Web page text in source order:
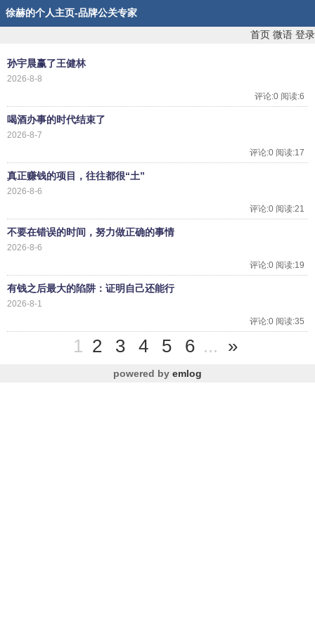
徐赫的个人主页-品牌公关专家
首页 微语 登录
孙宇晨赢了王健林
2026-8-8
评论:0 阅读:6
喝酒办事的时代结束了
2026-8-7
评论:0 阅读:17
真正赚钱的项目，往往都很“土”
2026-8-6
评论:0 阅读:21
不要在错误的时间，努力做正确的事情
2026-8-6
评论:0 阅读:19
有钱之后最大的陷阱：证明自己还能行
2026-8-1
评论:0 阅读:35
1 2 3 4 5 6 ... »
powered by emlog